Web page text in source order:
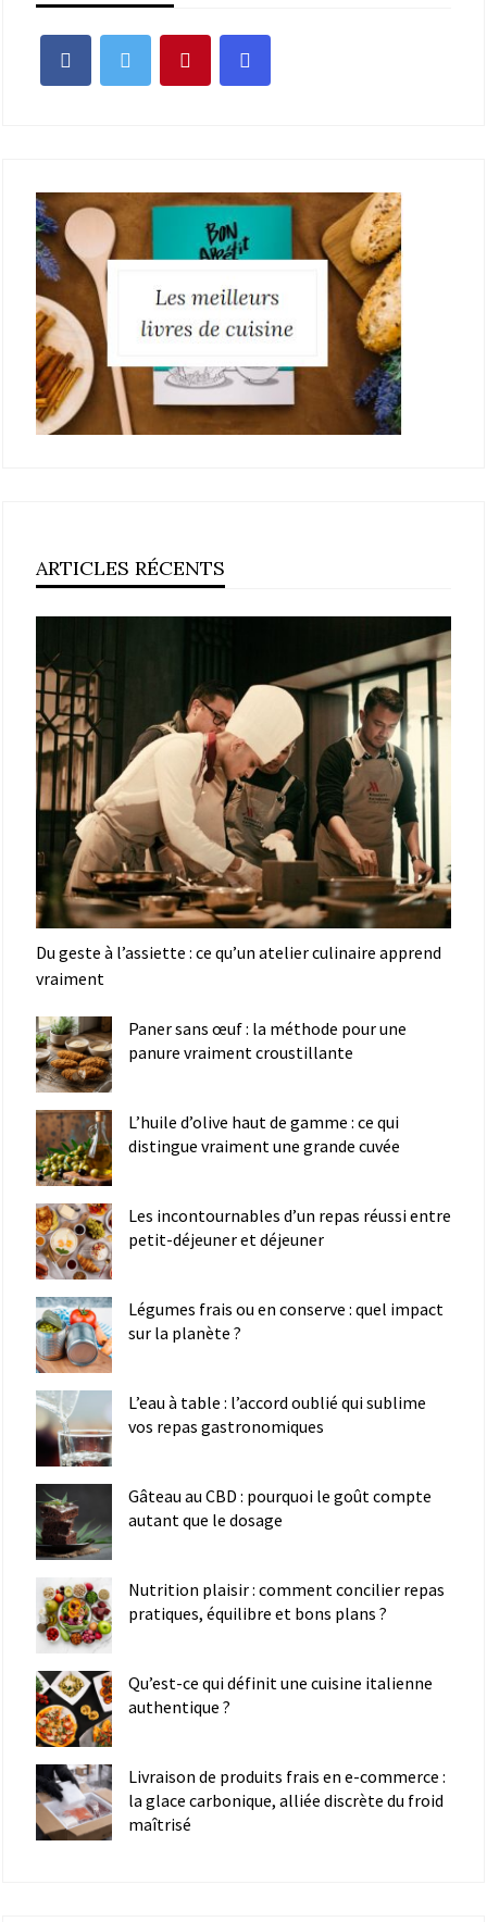
ARTICLES RÉCENTS
Du geste à l’assiette : ce qu’un atelier culinaire apprend
vraiment
Paner sans œuf : la méthode pour une
panure vraiment croustillante
L’huile d’olive haut de gamme : ce qui
distingue vraiment une grande cuvée
Les incontournables d’un repas réussi entre
petit-déjeuner et déjeuner
Légumes frais ou en conserve : quel impact
sur la planète ?
L’eau à table : l’accord oublié qui sublime
vos repas gastronomiques
Gâteau au CBD : pourquoi le goût compte
autant que le dosage
Nutrition plaisir : comment concilier repas
pratiques, équilibre et bons plans ?
Qu’est-ce qui définit une cuisine italienne
authentique ?
Livraison de produits frais en e-commerce :
la glace carbonique, alliée discrète du froid
maîtrisé